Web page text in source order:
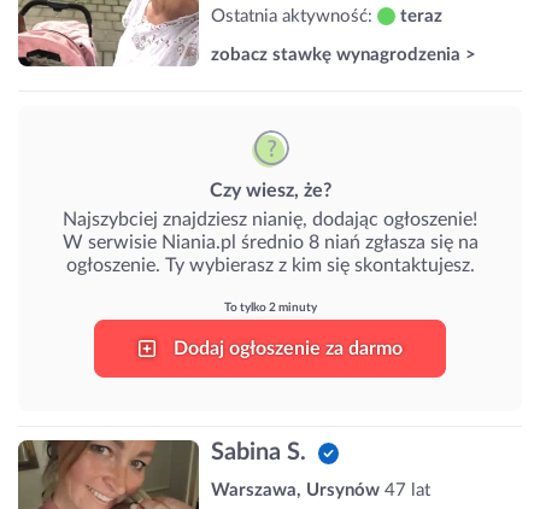
Ostatnia aktywność:
teraz
zobacz stawkę wynagrodzenia >
Czy wiesz, że?
Najszybciej znajdziesz nianię, dodając ogłoszenie!
W serwisie Niania.pl średnio 8 niań zgłasza się na
ogłoszenie. Ty wybierasz z kim się skontaktujesz.
To tylko 2 minuty
Dodaj ogłoszenie za darmo
Sabina S.
Warszawa, Ursynów 47 lat